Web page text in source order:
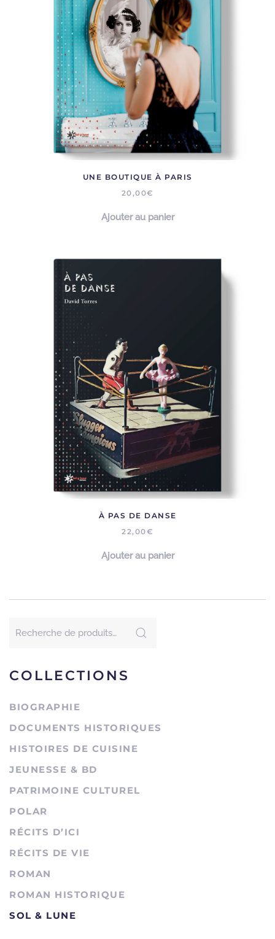
UNE BOUTIQUE À PARIS
20,00€
Ajouter au panier
À PAS DE DANSE
22,00€
Ajouter au panier
pour :
COLLECTIONS
BIOGRAPHIE
DOCUMENTS HISTORIQUES
HISTOIRES DE CUISINE
JEUNESSE & BD
PATRIMOINE CULTUREL
POLAR
RÉCITS D’ICI
RÉCITS DE VIE
ROMAN
ROMAN HISTORIQUE
SOL & LUNE